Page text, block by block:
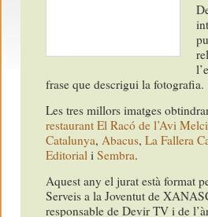
frase que descrigui la fotografia.
Les tres millors imatges
restaurant El Racó de l’Avi
Catalunya, Abacus, La Fallera
Editorial i Sembra.
Aquest any el jurat està format
Serveis a la Joventut de
responsable de Devir TV i de